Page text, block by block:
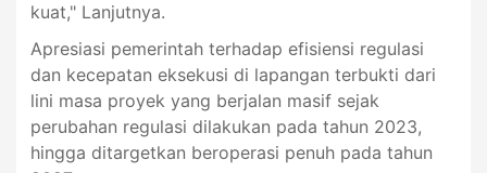
kuat," Lanjutnya.
Apresiasi pemerintah terhadap efisiensi regulasi
dan kecepatan eksekusi di lapangan terbukti dari
lini masa proyek yang berjalan masif sejak
perubahan regulasi dilakukan pada tahun 2023,
hingga ditargetkan beroperasi penuh pada tahun